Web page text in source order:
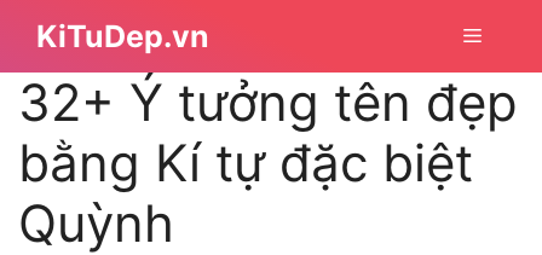
nội
dung
KiTuDep.vn Menu
32+ Ý tưởng tên đẹp
bằng Kí tự đặc biệt
Quỳnh